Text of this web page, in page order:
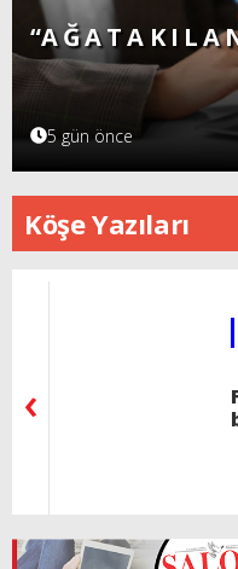
“A Ğ A T A K I L A
5 gün önce
Köşe Yazıları
‹